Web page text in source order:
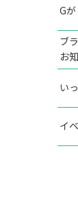
G
ブ
お
い
イ